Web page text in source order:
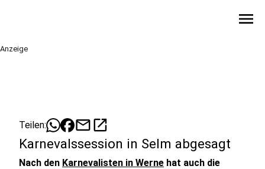
menu
Anzeige
Teilen: mailopen_in_new
Karnevalssession in Selm abgesagt
Nach den Karnevalisten in Werne hat auch die